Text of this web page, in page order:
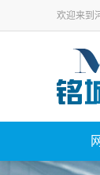
欢迎来到